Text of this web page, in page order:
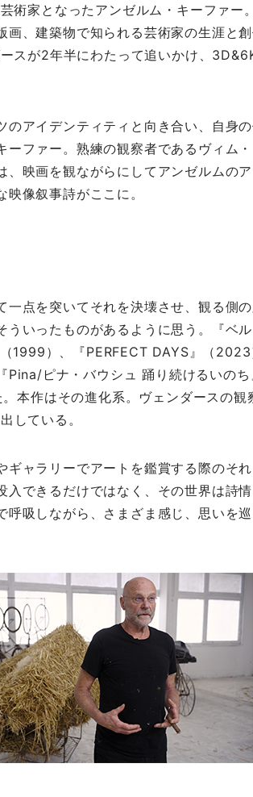
術家となったアンゼルム・キーファー
、建築物で知られる芸術家の生涯と
スが2年半にわたって追いかけ、
アイデンティティと向き合い、自身
ファー。熟練の観察者であるヴィム
映画を観ながらにしてアンゼルムの
像叙事詩がここに。
点を突いてそれを決壊させ、観る側
いったものがあるように思う。『ベル
1999）、『PERFECT DAYS』（2023
ピナ・バウシュ 踊り続けるいのち
本作はその進化系。ヴェンダースの観
している。
ャラリーでアートを鑑賞する際のそれ
できるだけではなく、その世界は詩情
吸しながら、さまざま感じ、思いを巡